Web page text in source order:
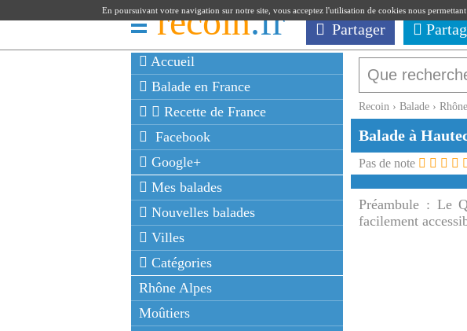
recoin.fr Partager
Accueil
Balade en France
Recette de France
Facebook
Google+
Mes balades
Nouvelles balades
Villes
Catégories
Rhône Alpes
Moûtiers
Recoin › Balade ›
Balade à
Pas de note
Préambule : Le
facilement
En poursuivant votre navigation sur notre site, vous acceptez l'utilisation de cookies nous